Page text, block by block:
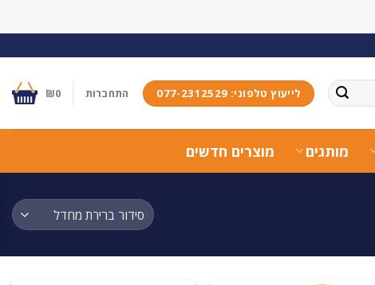
לייעוץ טלפוני: 077-2312529 התחברות ₪0
מותגים מוצרים חדשים